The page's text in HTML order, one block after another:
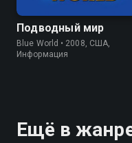
Подводный мир
Blue World • 2008, США,
Информация
Ещё в